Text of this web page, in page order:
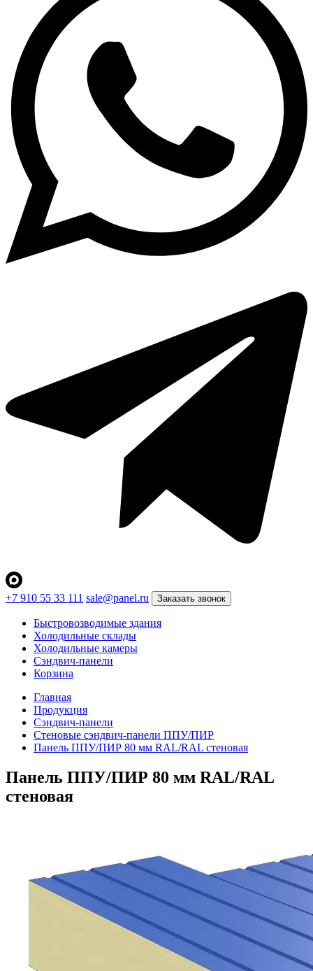
+7 910 55 33 111 sale@panel.ru Заказать звонок
Быстровозводимые здания
Холодильные склады
Холодильные камеры
Сэндвич-панели
Корзина
Главная
Продукция
Сэндвич-панели
Стеновые сэндвич-панели ППУ/ПИР
Панель ППУ/ПИР 80 мм RAL/RAL стеновая
Панель ППУ/ПИР 80 мм RAL/RAL
стеновая